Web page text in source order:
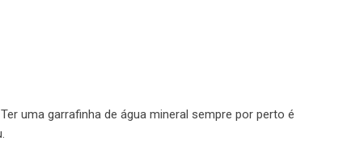
uma garrafinha de água mineral sempre por perto é